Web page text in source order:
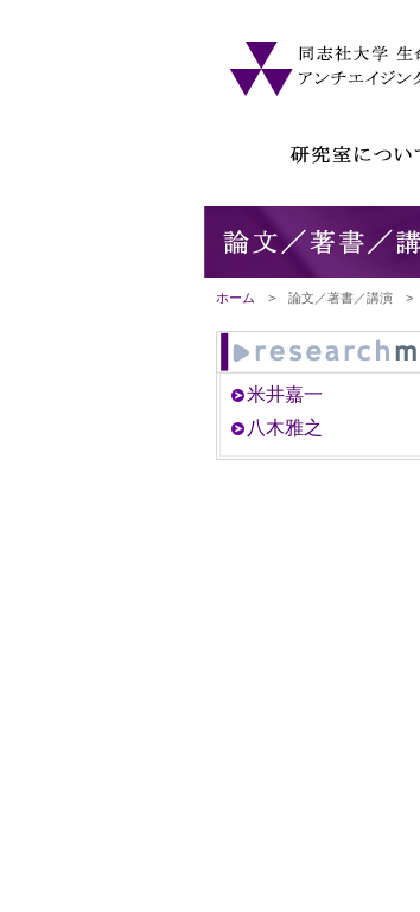
ホーム > 論文／著書／講演 >
米井嘉一
八木雅之